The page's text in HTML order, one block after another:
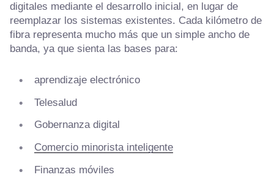
digitales mediante el desarrollo inicial, en lugar de
reemplazar los sistemas existentes. Cada kilómetro de
fibra representa mucho más que un simple ancho de
banda, ya que sienta las bases para:
aprendizaje electrónico
Telesalud
Gobernanza digital
Comercio minorista inteligente
Finanzas móviles